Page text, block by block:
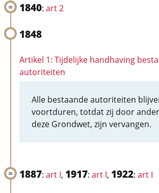
1840: art 2
1848
Artikel 1: Tijdelijke handhaving
autoriteiten
Alle bestaande autoriteiten
voortduren, totdat zij door
deze Grondwet, zijn vervangen.
1887: art I, 1917: art I, 1922: art I